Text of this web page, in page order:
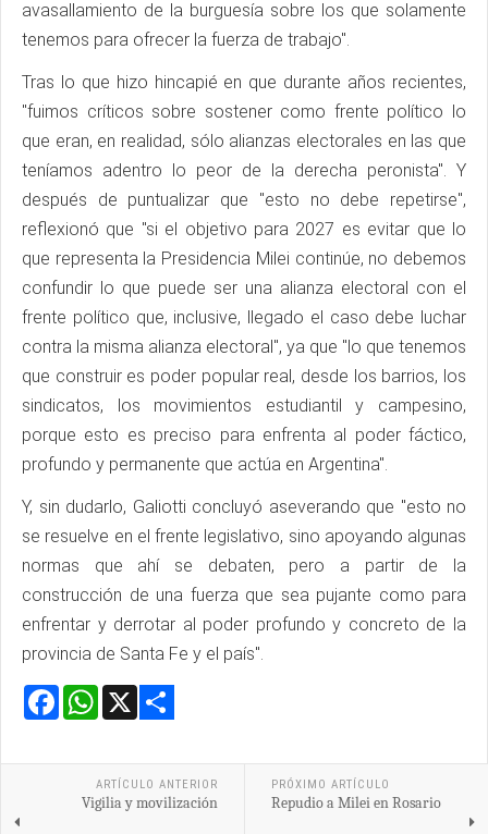
avasallamiento de la burguesía sobre los que solamente
tenemos para ofrecer la fuerza de trabajo".
Tras lo que hizo hincapié en que durante años recientes,
"fuimos críticos sobre sostener como frente político lo
que eran, en realidad, sólo alianzas electorales en las que
teníamos adentro lo peor de la derecha peronista". Y
después de puntualizar que "esto no debe repetirse",
reflexionó que "si el objetivo para 2027 es evitar que lo
que representa la Presidencia Milei continúe, no debemos
confundir lo que puede ser una alianza electoral con el
frente político que, inclusive, llegado el caso debe luchar
contra la misma alianza electoral", ya que "lo que tenemos
que construir es poder popular real, desde los barrios, los
sindicatos, los movimientos estudiantil y campesino,
porque esto es preciso para enfrenta al poder fáctico,
profundo y permanente que actúa en Argentina".
Y, sin dudarlo, Galiotti concluyó aseverando que "esto no
se resuelve en el frente legislativo, sino apoyando algunas
normas que ahí se debaten, pero a partir de la
construcción de una fuerza que sea pujante como para
enfrentar y derrotar al poder profundo y concreto de la
provincia de Santa Fe y el país".
Facebook
WhatsApp
ARTÍCULO ANTERIOR
Vigilia y movilización
PRÓXIMO ARTÍCULO
Repudio a Milei en Rosario